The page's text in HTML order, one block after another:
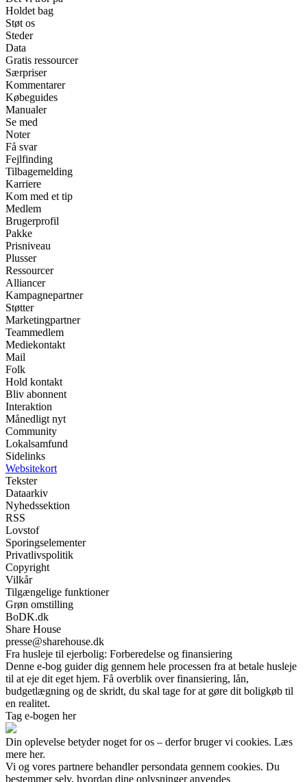
Holdet bag
Støt os
Steder
Data
Gratis ressourcer
Særpriser
Kommentarer
Købeguides
Manualer
Se med
Noter
Få svar
Fejlfinding
Tilbagemelding
Karriere
Kom med et tip
Medlem
Brugerprofil
Pakke
Prisniveau
Plusser
Ressourcer
Alliancer
Kampagnepartner
Støtter
Marketingpartner
Teammedlem
Mediekontakt
Mail
Folk
Hold kontakt
Bliv abonnent
Interaktion
Månedligt nyt
Community
Lokalsamfund
Sidelinks
Websitekort
Tekster
Dataarkiv
Nyhedssektion
RSS
Lovstof
Sporingselementer
Privatlivspolitik
Copyright
Vilkår
Tilgængelige funktioner
Grøn omstilling
BoDK.dk
Share House
presse@sharehouse.dk
Fra husleje til ejerbolig: Forberedelse og finansiering
Denne e-bog guider dig gennem hele processen fra at betale husleje
til at eje dit eget hjem. Få overblik over finansiering, lån,
budgetlægning og de skridt, du skal tage for at gøre dit boligkøb til
en realitet.
Tag e-bogen her
Din oplevelse betyder noget for os – derfor bruger vi cookies. Læs
mere her.
Vi og vores partnere behandler persondata gennem cookies. Du
bestemmer selv, hvordan dine oplysninger anvendes